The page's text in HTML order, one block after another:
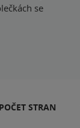
se
POČET STRAN